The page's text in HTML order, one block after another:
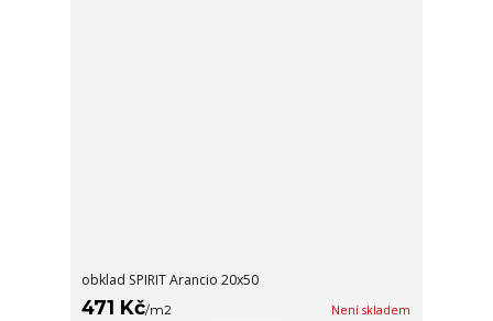
obklad SPIRIT Arancio 20x50
471 Kč/m2 Není skladem